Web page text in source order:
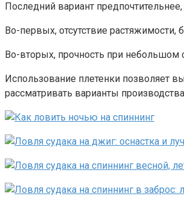
Последний вариант
Во-первых, отсутствие растяжимости,
Во-вторых, прочность при небольшом
Использование плетенки позволяет
рассматривать варианты